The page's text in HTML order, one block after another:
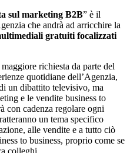
sul marketing B2B” è il
che andrà ad arricchire la
gratuiti focalizzati
richiesta da parte del
quotidiane dell’Agenzia,
un dibattito televisivo, ma
e le vendite business to
con cadenza regolare ogni
un tema specifico
alle vendite e a tutto ciò
to business, proprio come se
colleghi.